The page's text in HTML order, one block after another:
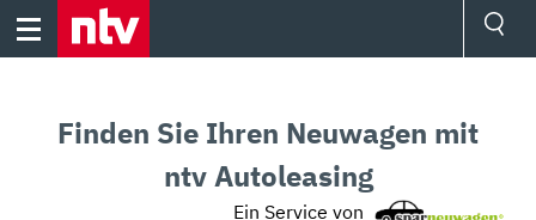
Skip
Finden Sie Ihren Neuwagen mit
ntv Autoleasing
Ein Service von